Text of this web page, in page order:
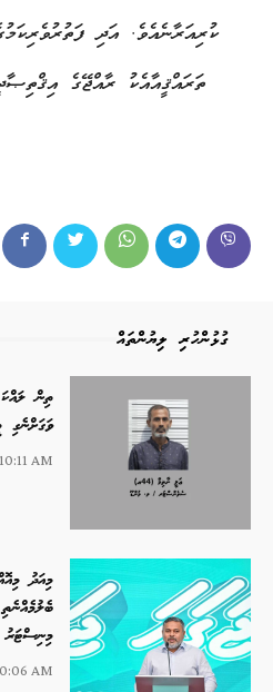
ކުރިއަރާނެއެވެ. އަދި
ތަރައްޤީއާއެކު ރާއްޖޭގެ
ގުޅުންހުރި ލިޔުންތައް
ތިން
ވަގަށްނެގި
AM
މިއަދު
AM